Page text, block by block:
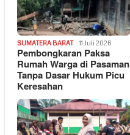
SUMATERA BARAT 11 Juli 2026
Pembongkaran Paksa
Rumah Warga di Pasaman
Tanpa Dasar Hukum Picu
Keresahan